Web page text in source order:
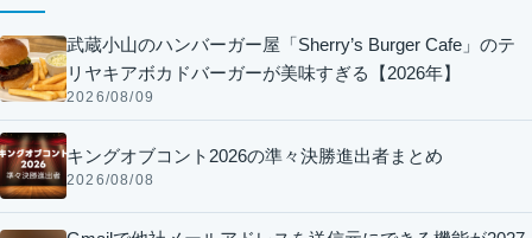
武蔵小山のハンバーガー屋「Sherry’s Burger Cafe」のテ
リヤキアボカドバーガーが美味すぎる【2026年】
2026/08/09
キングオブコント2026の準々決勝進出者まとめ
2026/08/08